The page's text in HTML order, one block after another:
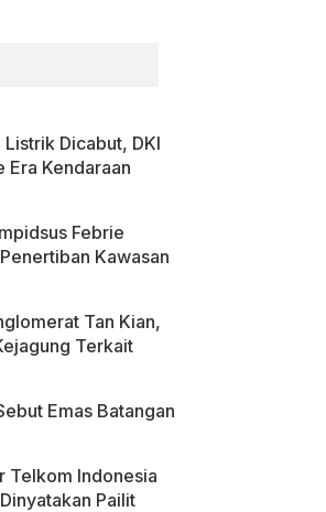
Dicabut, DKI
Era Kendaraan
Febrie
Kawasan
Tan Kian,
Terkait
Emas Batangan
Telkom Indonesia
Pailit